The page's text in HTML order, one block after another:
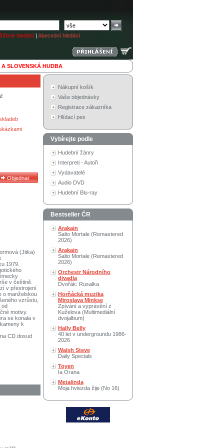
hledání | Abecední hledání
A SLOVENSKÁ HUDBA
(Jitka)
1979.
v češtině.
v přestrojení
o manželskou
vzrůstu,
od
motivy.
se konala v
k
CD dosud
Nákupní košík
Vaše objednávky
Registrace zákazníka
Hlídací pes
Vybírejte podle
Hudební žánry
Interpreti - Autoři
Vydavatelé
Audio DVD
Hudební Blu-ray
Bestseller ČR
Arakain
Salto Mortale (Remastered
2026)
Arakain
Salto Mortale (Remastered
2026)
Orchestr Národního
divadla
Dvořák: Rusalka
Horňácká muzika
Miroslava Minkse
Zpívání a vyprávění z
Kuželova (Multimediální
dvojalbum)
Hally Belly
40 let v undergroundu 1986-
2026
Walsh Steve
Daily Specials
Toyen
Ia Orana
Metalinda
Moja hviezda žije (No 16)